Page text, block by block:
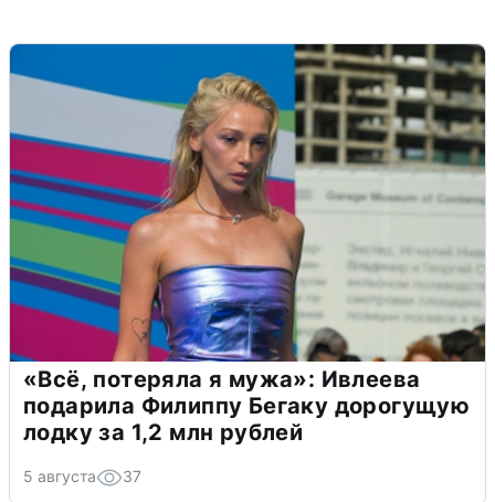
«Всё, потеряла я мужа»: Ивлеева
подарила Филиппу Бегаку дорогущую
лодку за 1,2 млн рублей
5 августа 37